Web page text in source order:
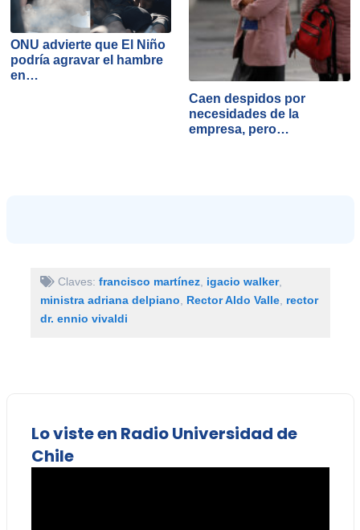
ONU advierte que El Niño
podría agravar el hambre
en…
Caen despidos por
necesidades de la
empresa, pero…
Claves: francisco martínez, igacio walker,
ministra adriana delpiano
Rector Aldo Valle, rector
dr. ennio vivaldi
Lo viste en Radio Universidad de
Chile